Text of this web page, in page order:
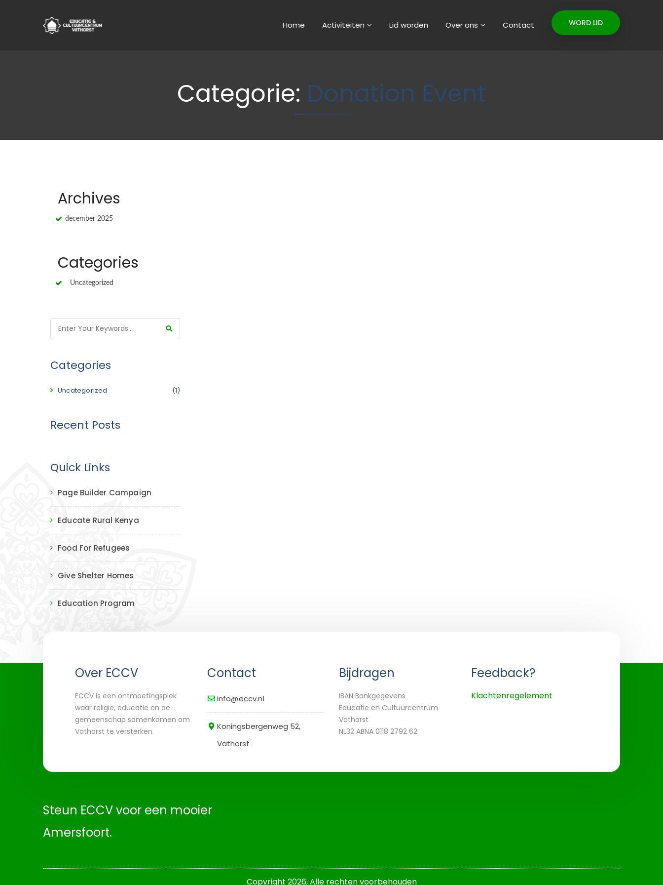
WORD LID
Home Activiteiten Lid worden Over ons Contact
Categorie: Donation Event
Archives
december 2025
Categories
Uncategorized
Categories
Uncategorized (1)
Recent Posts
Quick Links
Page Builder Campaign
Educate Rural Kenya
Food For Refugees
Give Shelter Homes
Education Program
Over ECCV
ECCV is een ontmoetingsplek
waar religie, educatie en de
gemeenschap samenkomen om
Vathorst te versterken.
Contact
info@eccv.nl
Koningsbergenweg 52,
Vathorst
Bijdragen
IBAN Bankgegevens
Educatie en Cultuurcentrum
Vathorst
NL32 ABNA 0118 2792 62
Feedback?
Klachtenregelement
Steun ECCV voor een mooier
Amersfoort.
Copyright 2026,Alle rechten voorbehouden